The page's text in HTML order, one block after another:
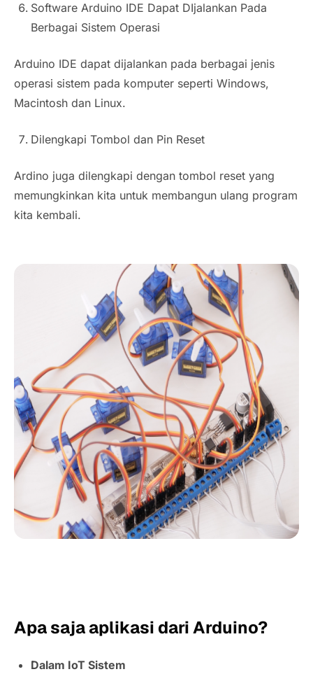
Software Arduino IDE Dapat DIjalankan Pada
Berbagai Sistem Operasi
Arduino IDE dapat dijalankan pada berbagai jenis
operasi sistem pada komputer seperti Windows,
Macintosh dan Linux.
Dilengkapi Tombol dan Pin Reset
Ardino juga dilengkapi dengan tombol reset yang
memungkinkan kita untuk membangun ulang program
kita kembali.
Apa saja aplikasi dari Arduino?
Dalam IoT Sistem